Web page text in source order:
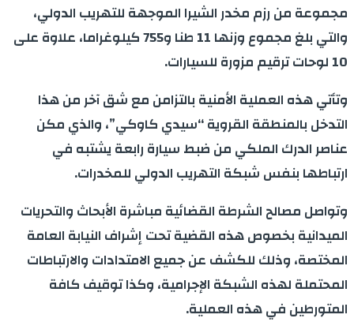
مجموعة من رزم مخدر الشيرا الموجهة للتهريب الدولي،
والتي بلغ مجموع وزنها 11 طنا و755 كيلوغراما، علاوة على
10 لوحات ترقيم مزورة للسيارات.
وتأتي هذه العملية الأمنية بالتزامن مع شق آخر من هذا
التدخل بالمنطقة القروية “سيدي كاوكي”، والذي مكن
عناصر الدرك الملكي من ضبط سيارة رابعة يشتبه في
ارتباطها بنفس شبكة التهريب الدولي للمخدرات.
وتواصل مصالح الشرطة القضائية مباشرة الأبحاث والتحريات
الميدانية بخصوص هذه القضية تحت إشراف النيابة العامة
المختصة، وذلك للكشف عن جميع الامتدادات والارتباطات
المحتملة لهذه الشبكة الإجرامية، وكذا توقيف كافة
المتورطين في هذه العملية.